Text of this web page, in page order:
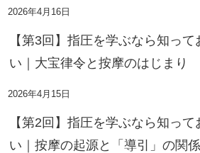
2026年4月16日
【第3回】指圧を学ぶなら知って
い｜大宝律令と按摩のはじまり
2026年4月15日
【第2回】指圧を学ぶなら知って
い｜按摩の起源と「導引」の関係